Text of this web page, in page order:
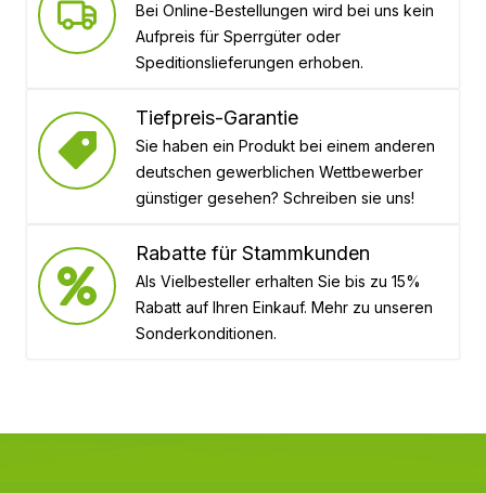
Bei Online-Bestellungen wird bei uns kein
Aufpreis für Sperrgüter oder
Speditionslieferungen erhoben.
Tiefpreis-Garantie
Sie haben ein Produkt bei einem anderen
deutschen gewerblichen Wettbewerber
günstiger gesehen? Schreiben sie uns!
Rabatte für Stammkunden
Als Vielbesteller erhalten Sie bis zu 15%
Rabatt auf Ihren Einkauf. Mehr zu unseren
Sonderkonditionen.